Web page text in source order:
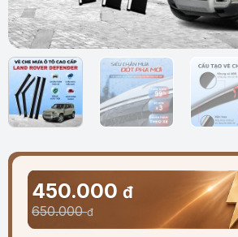
450.000 đ
650.000đ